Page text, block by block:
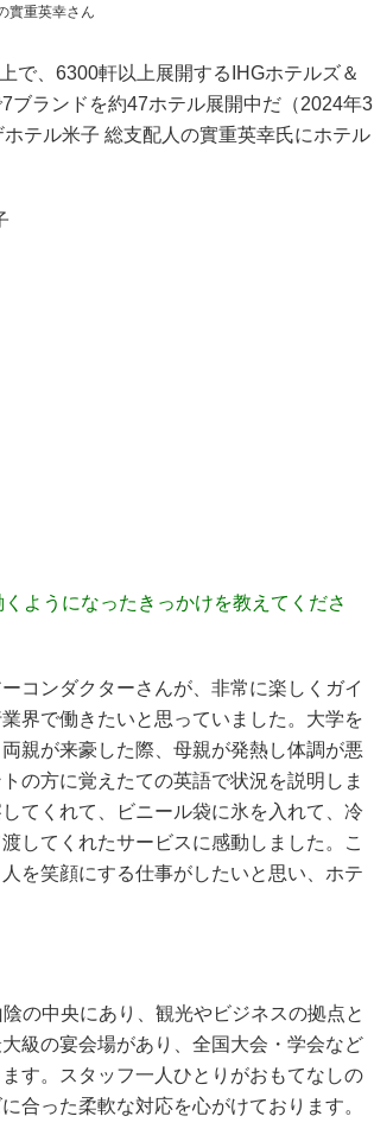
實重英幸さん
、6300軒以上展開するIHGホテルズ＆
ブランドを約47ホテル展開中だ（2024年3
テル米子 総支配人の實重英幸氏にホテル
ようになったきっかけを教えてくださ
コンダクターさんが、非常に楽しくガイ
界で働きたいと思っていました。大学を
親が来豪した際、母親が発熱し体調が悪
の方に覚えたての英語で状況を説明しま
てくれて、ビニール袋に氷を入れて、冷
してくれたサービスに感動しました。こ
を笑顔にする仕事がしたいと思い、ホテ
の中央にあり、観光やビジネスの拠点と
級の宴会場があり、全国大会・学会など
す。スタッフ一人ひとりがおもてなしの
合った柔軟な対応を心がけております。